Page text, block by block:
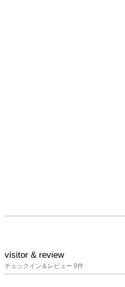
visitor & review
チェックイン＆レビュー 0件